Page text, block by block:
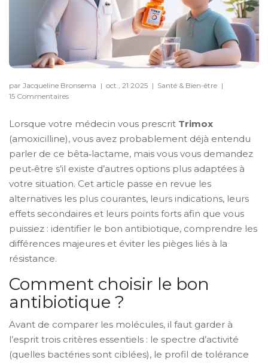
par Jacqueline Bronsema | oct., 21 2025 | Santé & Bien-être |
15 Commentaires
Lorsque votre médecin vous prescrit Trimox
(amoxicilline), vous avez probablement déjà entendu
parler de ce bêta‑lactame, mais vous vous demandez
peut‑être s’il existe d’autres options plus adaptées à
votre situation. Cet article passe en revue les
alternatives les plus courantes, leurs indications, leurs
effets secondaires et leurs points forts afin que vous
puissiez : identifier le bon antibiotique, comprendre les
différences majeures et éviter les pièges liés à la
résistance.
Comment choisir le bon
antibiotique ?
Avant de comparer les molécules, il faut garder à
l’esprit trois critères essentiels : le spectre d’activité
(quelles bactéries sont ciblées), le profil de tolérance